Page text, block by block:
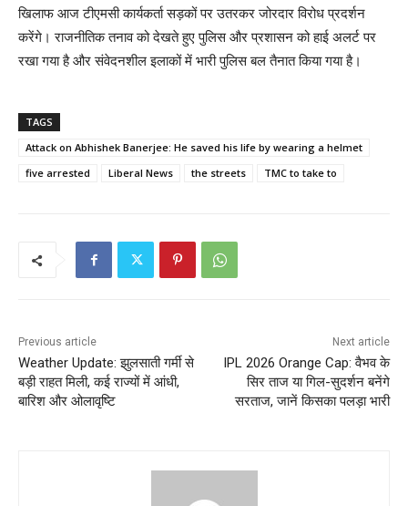
खिलाफ आज टीएमसी कार्यकर्ता सड़कों पर उतरकर जोरदार विरोध प्रदर्शन
करेंगे। राजनीतिक तनाव को देखते हुए पुलिस और प्रशासन को हाई अलर्ट पर
रखा गया है और संवेदनशील इलाकों में भारी पुलिस बल तैनात किया गया है।
TAGS
Attack on Abhishek Banerjee: He saved his life by wearing a helmet
five arrested
Liberal News the streets TMC to take to
Previous article
Weather Update: झुलसाती गर्मी से
बड़ी राहत मिली, कई राज्यों में आंधी,
बारिश और ओलावृष्टि
Next article
IPL 2026 Orange Cap: वैभव के
सिर ताज या गिल-सुदर्शन बनेंगे
सरताज, जानें किसका पलड़ा भारी